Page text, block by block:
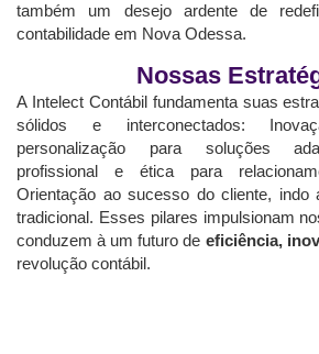
também um desejo ardente de
contabilidade em Nova Odessa.
Nossas
A Intelect Contábil fundamenta suas
sólidos e interconectados:
personalização para soluções
profissional e ética para
Orientação ao sucesso do cliente, indo
tradicional. Esses pilares impulsionam
conduzem à um futuro de eficiência,
revolução contábil.